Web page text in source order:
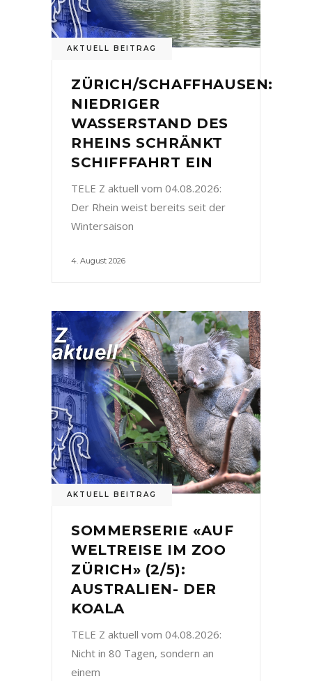
AKTUELL BEITRAG
ZÜRICH/SCHAFFHAUSEN:
NIEDRIGER
WASSERSTAND DES
RHEINS SCHRÄNKT
SCHIFFFAHRT EIN
TELE Z aktuell vom 04.08.2026:
Der Rhein weist bereits seit der
Wintersaison
4. August 2026
AKTUELL BEITRAG
SOMMERSERIE «AUF
WELTREISE IM ZOO
ZÜRICH» (2/5):
AUSTRALIEN- DER
KOALA
TELE Z aktuell vom 04.08.2026:
Nicht in 80 Tagen, sondern an
einem